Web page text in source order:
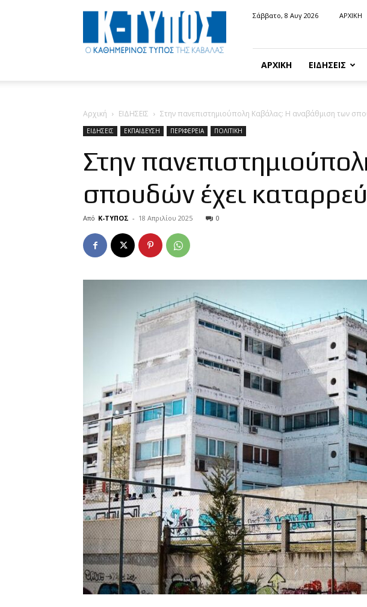
Κ-
ΤΥΠΟΣ
Σάββατο, 8 Αυγ 2026 ΑΡΧΙΚΗ
ΑΡΧΙΚΗ ΕΙΔΗΣΕΙΣ
Αρχική ΕΙΔΗΣΕΙΣ Στην πανεπιστημιούπολη Καβάλας: Η αναβάθμιση των
ΕΙΔΗΣΕΙΣ ΕΚΠΑΙΔΕΥΣΗ ΠΕΡΙΦΕΡΕΙΑ ΠΟΛΙΤΙΚΗ
Στην
σπουδών έχει
Από Κ-ΤΥΠΟΣ - 18 Απριλίου 2025 0